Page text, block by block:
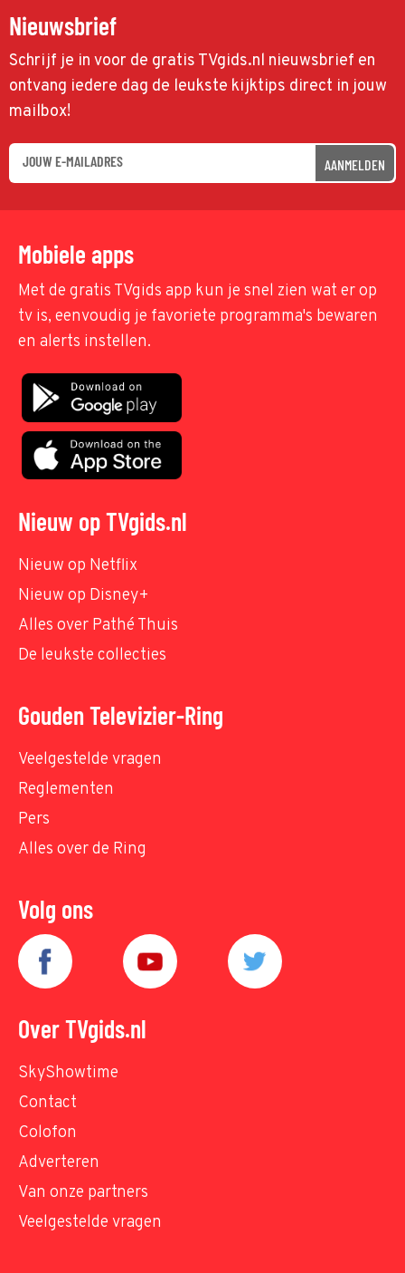
Nieuwsbrief
Schrijf je in voor de gratis TVgids.nl nieuwsbrief en
ontvang iedere dag de leukste kijktips direct in jouw
mailbox!
AANMELDEN
Mobiele apps
Met de gratis TVgids app kun je snel zien wat er op
tv is, eenvoudig je favoriete programma's bewaren
en alerts instellen.
Nieuw op TVgids.nl
Nieuw op Netflix
Nieuw op Disney+
Alles over Pathé Thuis
De leukste collecties
Gouden Televizier-Ring
Veelgestelde vragen
Reglementen
Pers
Alles over de Ring
Volg ons
Over TVgids.nl
SkyShowtime
Contact
Colofon
Adverteren
Van onze partners
Veelgestelde vragen